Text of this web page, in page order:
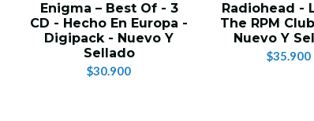
Enigma – Best Of - 3
CD - Hecho En Europa -
Digipack - Nuevo Y
Sellado
$30.900
Radiohead -
The RPM
Nuevo Y
$35.900